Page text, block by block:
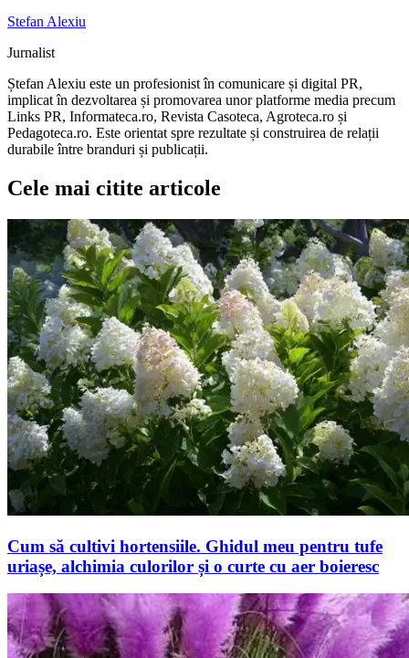
Stefan Alexiu
Jurnalist
Ștefan Alexiu este un profesionist în comunicare și digital PR,
implicat în dezvoltarea și promovarea unor platforme media precum
Links PR, Informateca.ro, Revista Casoteca, Agroteca.ro și
Pedagoteca.ro. Este orientat spre rezultate și construirea de relații
durabile între branduri și publicații.
Cele mai citite articole
Cum să cultivi hortensiile. Ghidul meu pentru tufe
uriașe, alchimia culorilor și o curte cu aer boieresc